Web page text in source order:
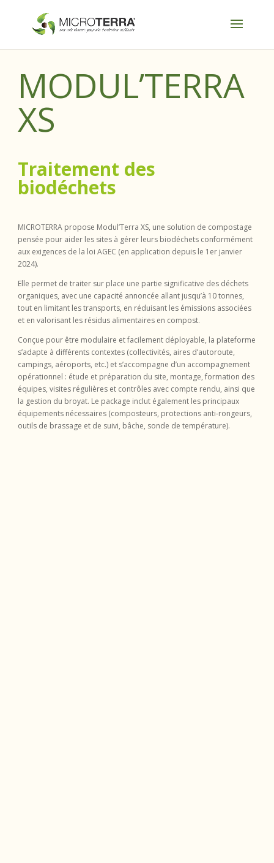
MODUL’TERRA
XS
Traitement des
biodéchets
MICROTERRA propose Modul’Terra XS, une solution de compostage
pensée pour aider les sites à gérer leurs biodéchets conformément
aux exigences de la loi AGEC (en application depuis le 1er janvier
2024).
Elle permet de traiter sur place une partie significative des déchets
organiques, avec une capacité annoncée allant jusqu’à 10 tonnes,
tout en limitant les transports, en réduisant les émissions associées
et en valorisant les résidus alimentaires en compost.
Conçue pour être modulaire et facilement déployable, la plateforme
s’adapte à différents contextes (collectivités, aires d’autoroute,
campings, aéroports, etc.) et s’accompagne d’un accompagnement
opérationnel : étude et préparation du site, montage, formation des
équipes, visites régulières et contrôles avec compte rendu, ainsi que
la gestion du broyat. Le package inclut également les principaux
équipements nécessaires (composteurs, protections anti-rongeurs,
outils de brassage et de suivi, bâche, sonde de température).